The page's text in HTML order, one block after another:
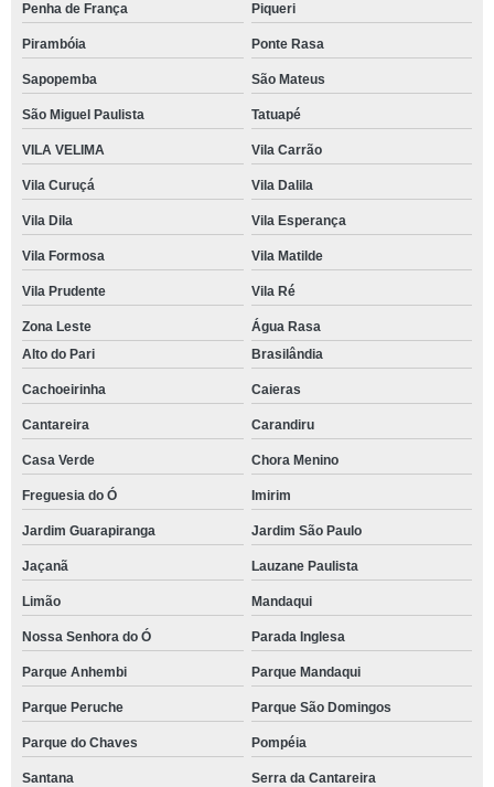
Penha de França Piqueri
Pirambóia Ponte Rasa
Sapopemba São Mateus
São Miguel Paulista Tatuapé
VILA VELIMA Vila Carrão
Vila Curuçá Vila Dalila
Vila Dila Vila Esperança
Vila Formosa Vila Matilde
Vila Prudente Vila Ré
Zona Leste
Água Rasa
Alto do Pari
Brasilândia
Cachoeirinha Caieras
Cantareira Carandiru
Casa Verde Chora Menino
Freguesia do Ó Imirim
Jardim Guarapiranga Jardim São Paulo
Jaçanã Lauzane Paulista
Limão Mandaqui
Nossa Senhora do Ó Parada Inglesa
Parque Anhembi Parque Mandaqui
Parque Peruche Parque São Domingos
Parque do Chaves Pompéia
Santana Serra da Cantareira